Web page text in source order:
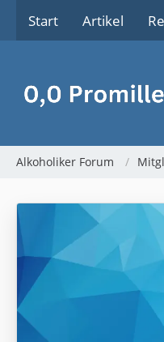
Start Artikel
Alkoholiker Forum